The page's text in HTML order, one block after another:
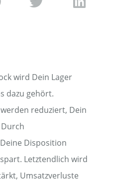
wird Dein Lager
dazu gehört.
reduziert, Dein
Disposition
Letztendlich wird
Umsatzverluste